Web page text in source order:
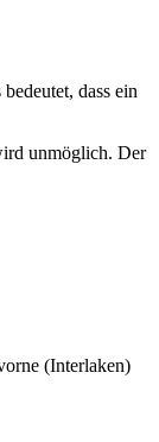
dass ein
unmöglich. Der
(Interlaken)